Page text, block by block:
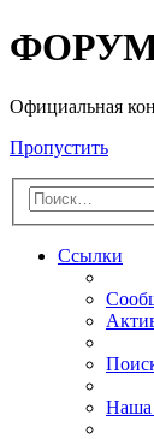
Официальная
Пропустить
Ссылки
Наша